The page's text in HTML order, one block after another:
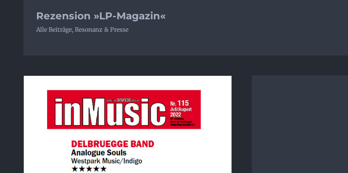
Rezension »LP-Magazin«
Alle Beiträge, Resonanz & Presse